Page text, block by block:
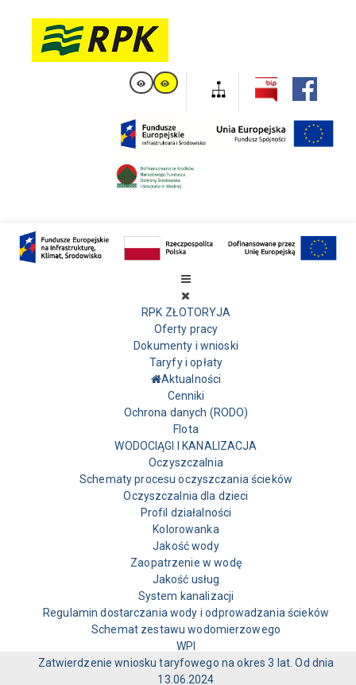
RPK ZŁOTORYJA
Oferty pracy
Dokumenty i wnioski
Taryfy i opłaty
Aktualności
Cenniki
Ochrona danych (RODO)
Flota
WODOCIĄGI I KANALIZACJA
Oczyszczalnia
Schematy procesu oczyszczania ścieków
Oczyszczalnia dla dzieci
Profil działalności
Kolorowanka
Jakość wody
Zaopatrzenie w wodę
Jakość usług
System kanalizacji
Regulamin dostarczania wody i odprowadzania ścieków
Schemat zestawu wodomierzowego
WPI
Zatwierdzenie wniosku taryfowego na okres 3 lat. Od dnia
13.06.2024